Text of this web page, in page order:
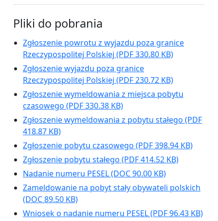
Pliki do pobrania
Zgłoszenie powrotu z wyjazdu poza granice
Rzeczypospolitej Polskiej (PDF 330.80 KB)
Zgłoszenie wyjazdu poza granice
Rzeczypospolitej Polskiej (PDF 230.72 KB)
Zgłoszenie wymeldowania z miejsca pobytu
czasowego (PDF 330.38 KB)
Zgłoszenie wymeldowania z pobytu stałego (PDF
418.87 KB)
Zgłoszenie pobytu czasowego (PDF 398.94 KB)
Zgłoszenie pobytu stałego (PDF 414.52 KB)
Nadanie numeru PESEL(DOC 90.00 KB)
Zameldowanie na pobyt stały obywateli polskich
(DOC 89.50 KB)
Wniosek o nadanie numeru PESEL(PDF 96.43 KB)